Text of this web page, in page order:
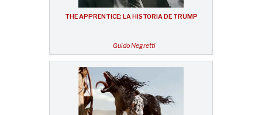
THE APPRENTICE: LA HISTORIA DE TRUMP
Guido Negretti